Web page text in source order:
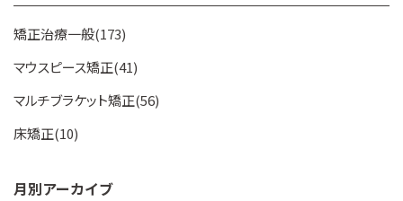
矯正治療一般(173)
マウスピース矯正(41)
マルチブラケット矯正(56)
床矯正(10)
月別アーカイブ